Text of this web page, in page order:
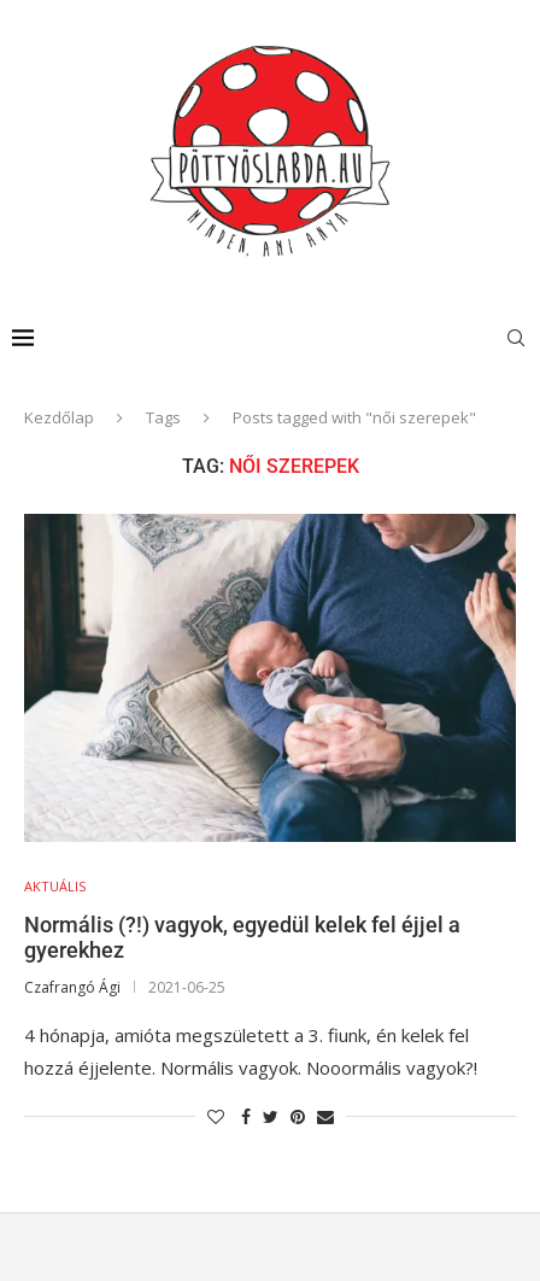
Kezdőlap Tags Posts tagged with "női szerepek"
TAG: NŐI SZEREPEK
AKTUÁLIS
Normális (?!) vagyok, egyedül kelek fel éjjel a
gyerekhez
Czafrangó Ági 2021-06-25
4 hónapja, amióta megszületett a 3. fiunk, én kelek fel
hozzá éjjelente. Normális vagyok. Nooormális vagyok?!